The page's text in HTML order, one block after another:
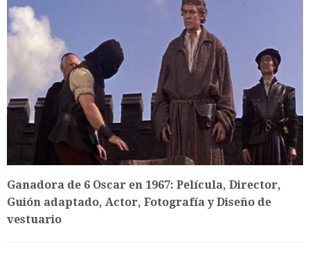
Ganadora de 6 Oscar en 1967: Película, Director,
Guión adaptado, Actor, Fotografía y Diseño de
vestuario